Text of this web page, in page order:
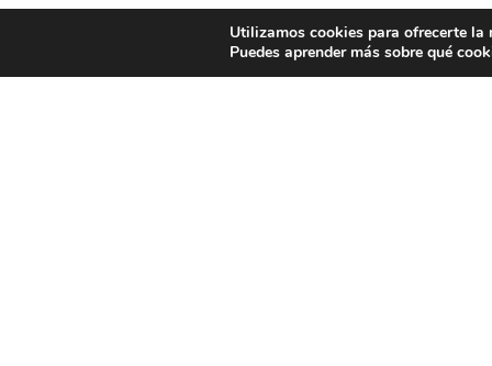
Utilizamos cookies para ofrecerte la
Puedes aprender más sobre qué